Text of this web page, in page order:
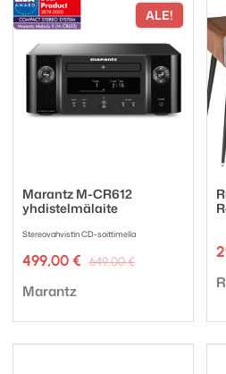
ALE!
Marantz M-CR612
yhdistelmälaite
Stereovahvistin CD-soittimella
649,00€Alkuperäinen
499,00 €
Nykyinen
Tuotemerkki:
Marantz